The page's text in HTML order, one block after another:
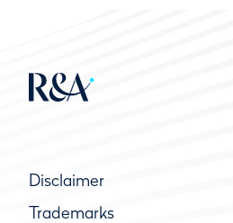
Disclaimer
Trademarks